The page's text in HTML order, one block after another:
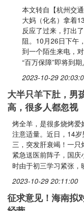
本文转自【杭州交
大妈（化名）拿着
反应了过来，打出
阻。10月26日下午
到一个陌生来电，
“百万保障”即将到期
2023-10-29
大半只羊下肚，男
高，很多人都忽视
烤全羊，是很多烧烤爱
注意适量。近日，14
三，突发肝衰竭！一只
紧急送医前阵子，国
时由于初三学习紧张，
2023-10-29 20:11:00
征求意见！海南拟